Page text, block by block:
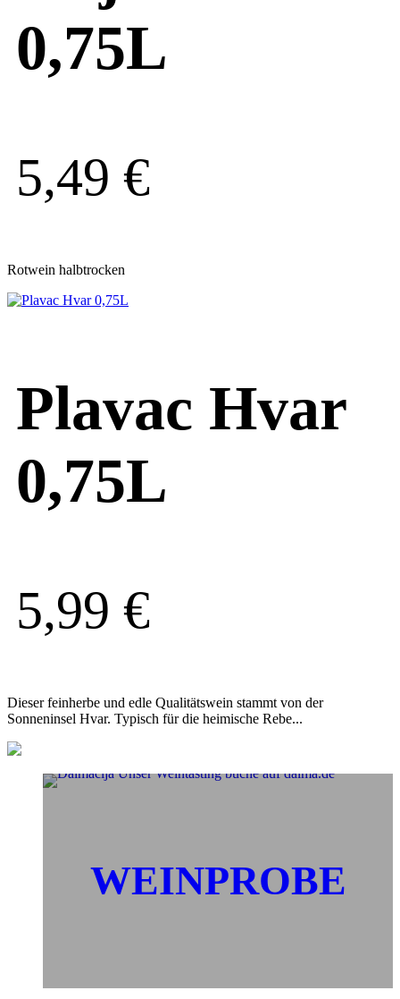
0,75L
5,49 €
Rotwein halbtrocken
Plavac Hvar
0,75L
5,99 €
Dieser feinherbe und edle Qualitätswein stammt von der
Sonneninsel Hvar. Typisch für die heimische Rebe...
WEINPROBE